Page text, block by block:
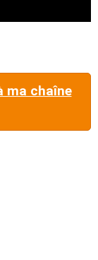
ma chaîne